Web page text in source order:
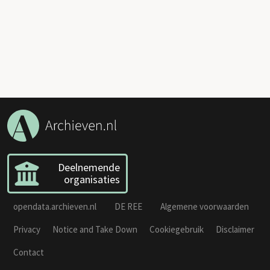
Deelnemende
organisaties
opendata.archieven.nl DE REE
Algemene voorwaarden
Privacy
Notice and Take Down Cookiegebruik
Disclaimer
Contact